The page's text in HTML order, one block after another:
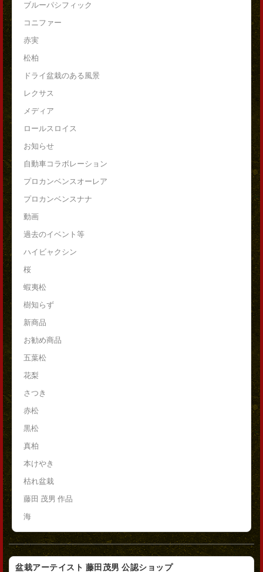
ブルーパシフィック
コニファー
赤実
松柏
ドライ盆栽のある風景
レクサス
メディア
ロールスロイス
お知らせ
自動車コラボレーション
プロカンベンスオーレア
プロカンベンスナナ
動画
過去のイベント等
ハイビャクシン
桜
蝦夷松
樹知らず
新商品
お勧め商品
五葉松
花梨
さつき
赤松
黒松
真柏
本けやき
枯れ盆栽
藤田 茂男 作品
海
盆栽アーテイスト 藤田茂男 公認ショップ